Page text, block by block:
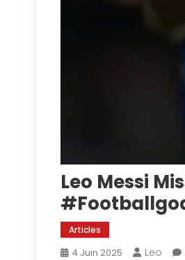
Leo Messi
Articles
4 Juin 2025 Leo